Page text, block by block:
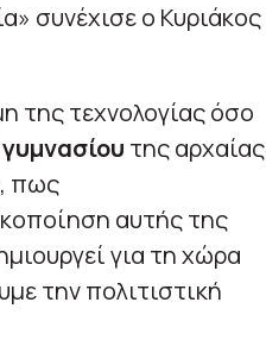
συνέχισε ο Κυριάκος
της τεχνολογίας όσο
της αρχαίας
πως
αυτής της
για τη χώρα
την πολιτιστική